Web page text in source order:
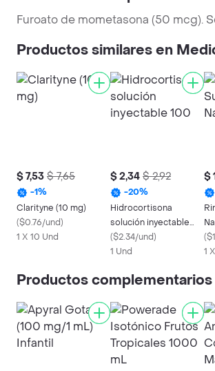
Furoato de mometasona (50 mcg).
Productos similares en
$ 7,53 $ 7,65
-1%
Clarityne (10 mg)
($0.76/und)
1 X 10 Und
$ 2,34 $ 2,92
-20%
Hidrocortisona
solución inyectable
100
($2.34/und)
1 Und
$
(
1
Productos